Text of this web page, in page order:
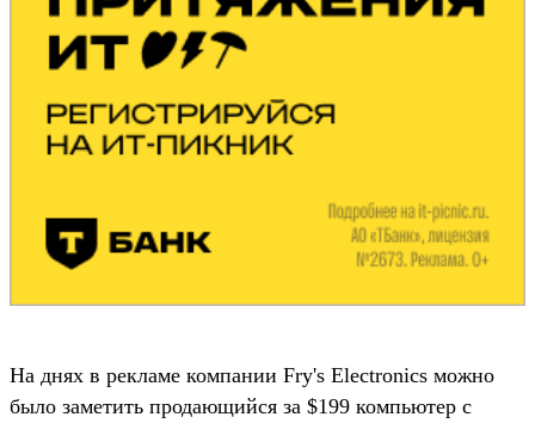
На днях в рекламе компании Fry's Electronics можно
было заметить продающийся за $199 компьютер с